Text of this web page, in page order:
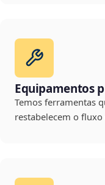
Equipamentos
Temos ferramentas
restabelecem o